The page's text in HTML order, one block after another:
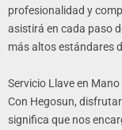
profesionalidad y
asistirá en cada paso
más altos estándares
Servicio Llave en Mano
Con Hegosun,
significa que nos